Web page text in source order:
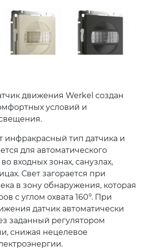
движения Werkel создан
условий и
инфракрасный тип датчика и
для автоматического
входных зонах, санузлах,
Свет загорается при
в зону обнаружения, которая
с углом охвата 160°. При
датчик автоматически
заданный регулятором
снижая нецелевое